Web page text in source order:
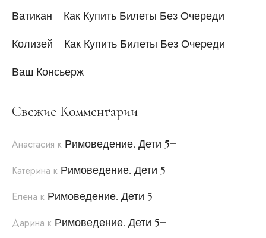
Ватикан – Как Купить Билеты Без Очереди
Колизей – Как Купить Билеты Без Очереди
Ваш Консьерж
Свежие Комментарии
Анастасия к Римоведение. Дети 5+
Катерина к Римоведение. Дети 5+
Елена к Римоведение. Дети 5+
Дарина к Римоведение. Дети 5+